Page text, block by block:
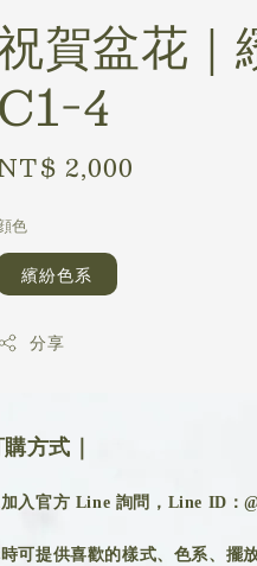
賀盆花｜
C1-4
2,000
色
繽紛色系
分享
購方式｜
入官方 Line 詢問，Line ID：
可提供喜歡的樣式、色系、擺